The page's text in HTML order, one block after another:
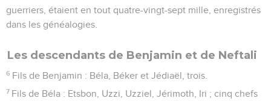
guerriers, étaient en tout quatre-vingt-sept mille, enregistrés
dans les généalogies.
Les descendants de Benjamin et de Neftali
6 Fils de Benjamin : Béla, Béker et Jédiaël, trois.
7 Fils de Béla : Etsbon, Uzzi, Uzziel, Jérimoth, Iri ; cinq chefs